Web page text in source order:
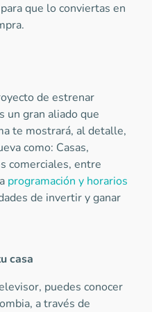
que lo conviertas en
de estrenar
un gran aliado que
te mostrará, al detalle,
como: Casas,
comerciales, entre
programación y horarios
de invertir y ganar
casa
puedes conocer
a través de